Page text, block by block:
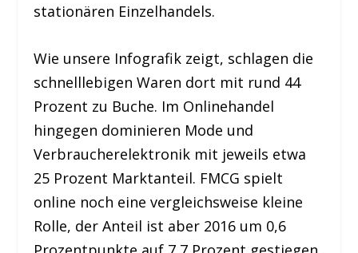
stationären Einzelhandels.
Wie unsere Infografik zeigt, schlagen die
schnelllebigen Waren dort mit rund 44
Prozent zu Buche. Im Onlinehandel
hingegen dominieren Mode und
Verbraucherelektronik mit jeweils etwa
25 Prozent Marktanteil. FMCG spielt
online noch eine vergleichsweise kleine
Rolle, der Anteil ist aber 2016 um 0,6